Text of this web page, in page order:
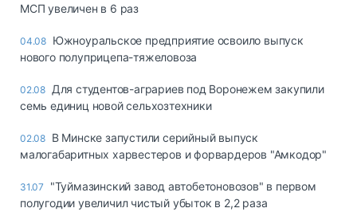
МСП увеличен в 6 раз
04.08 Южноуральское предприятие освоило выпуск
нового полуприцепа-тяжеловоза
02.08 Для студентов-аграриев под Воронежем закупили
семь единиц новой сельхозтехники
02.08 В Минске запустили серийный выпуск
малогабаритных харвестеров и форвардеров "Амкодор"
31.07
"Туймазинский завод автобетоновозов" в первом
полугодии увеличил чистый убыток в 2,2 раза